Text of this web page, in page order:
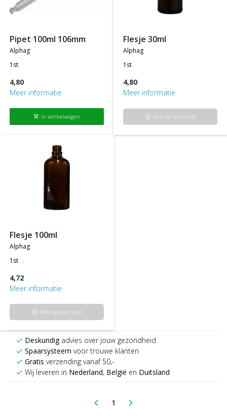
pipet 100ml 106mm
alphag
1st
4,80
Meer informatie
shopping_cart In winkelwagen
flesje 30ml
alphag
1st
4,80
Meer informatie
info Niet op voorraad
flesje 100ml
alphag
1st
4,72
Meer informatie
info Niet op voorraad
check Deskundigadvies over jouw gezondheid
check Spaarsysteem voor trouwe klanten
check Gratis verzending vanaf 50,-
check Wij leveren in Nederland, België en Duitsland
arrow_back_ios 1(current)
arrow_forward_ios